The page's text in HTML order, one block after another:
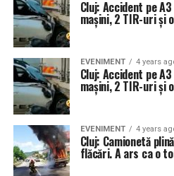
Cluj: Accident pe
mașini, 2 TIR-uri și
EVENIMENT 4 years
Cluj: Accident pe
mașini, 2 TIR-uri și
EVENIMENT 4 years
Cluj: Camionetă
flăcări. A ars ca o